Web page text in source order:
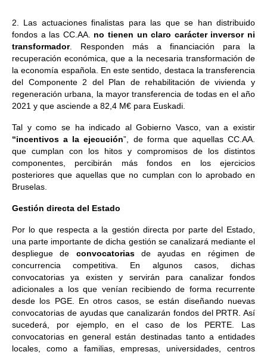
2. Las actuaciones finalistas para las que se han distribuido
fondos a las CC.AA. no tienen un claro carácter inversor ni
transformador. Responden más a financiación para la
recuperación económica, que a la necesaria transformación de
la economía española. En este sentido, destaca la transferencia
del Componente 2 del Plan de rehabilitación de vivienda y
regeneración urbana, la mayor transferencia de todas en el año
2021 y que asciende a 82,4 M€ para Euskadi.
Tal y como se ha indicado al Gobierno Vasco, van a existir
“incentivos a la ejecución”, de forma que aquellas CC.AA.
que cumplan con los hitos y compromisos de los distintos
componentes, percibirán más fondos en los ejercicios
posteriores que aquellas que no cumplan con lo aprobado en
Bruselas.
Gestión directa del Estado
Por lo que respecta a la gestión directa por parte del Estado,
una parte importante de dicha gestión se canalizará mediante el
despliegue de convocatoriasde ayudas en régimen de
concurrencia competitiva. En algunos casos, dichas
convocatorias ya existen y servirán para canalizar fondos
adicionales a los que venían recibiendo de forma recurrente
desde los PGE. En otros casos, se están diseñando nuevas
convocatorias de ayudas que canalizarán fondos del PRTR. Así
sucederá, por ejemplo, en el caso de los PERTE. Las
convocatorias en general están destinadas tanto a entidades
locales, como a familias, empresas, universidades, centros